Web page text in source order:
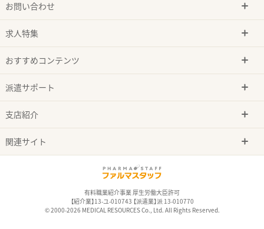
お問い合わせ
求人特集
おすすめコンテンツ
派遣サポート
支店紹介
関連サイト
有料職業紹介事業 厚生労働大臣許可
【紹介業】13-ユ-010743 【派遣業】派 13-010770
© 2000-2026 MEDICAL RESOURCES Co., Ltd. All Rights Reserved.